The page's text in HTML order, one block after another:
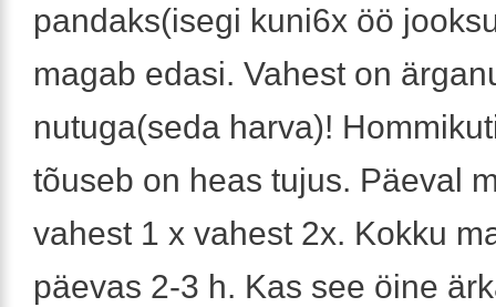
pandaks(isegi kuni6x öö
magab edasi. Vahest on
nutuga(seda harva)!
tõuseb on heas tujus. Päeval
vahest 1 x vahest 2x. Kokku
päevas 2-3 h. Kas see öine